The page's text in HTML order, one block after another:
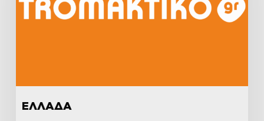
ΕΛΛΑΔΑ